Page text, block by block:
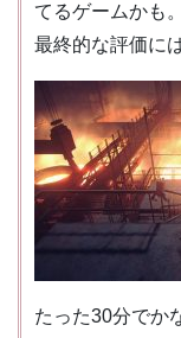
てるゲームかも。
最終的な評価に
たった30分でか